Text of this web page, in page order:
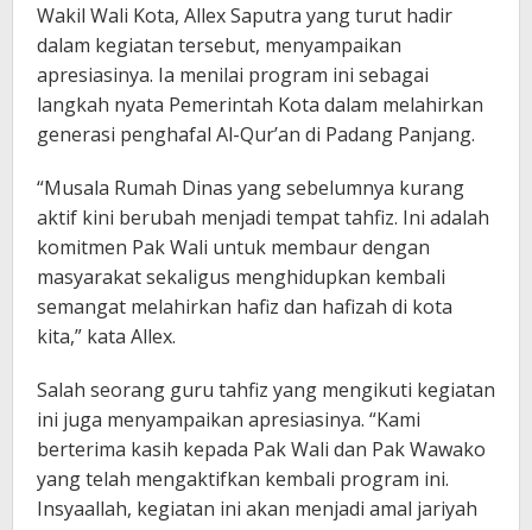
Wakil Wali Kota, Allex Saputra yang turut hadir
dalam kegiatan tersebut, menyampaikan
apresiasinya. Ia menilai program ini sebagai
langkah nyata Pemerintah Kota dalam melahirkan
generasi penghafal Al-Qur’an di Padang Panjang.
“Musala Rumah Dinas yang sebelumnya kurang
aktif kini berubah menjadi tempat tahfiz. Ini adalah
komitmen Pak Wali untuk membaur dengan
masyarakat sekaligus menghidupkan kembali
semangat melahirkan hafiz dan hafizah di kota
kita,” kata Allex.
Salah seorang guru tahfiz yang mengikuti kegiatan
ini juga menyampaikan apresiasinya. “Kami
berterima kasih kepada Pak Wali dan Pak Wawako
yang telah mengaktifkan kembali program ini.
Insyaallah, kegiatan ini akan menjadi amal jariyah